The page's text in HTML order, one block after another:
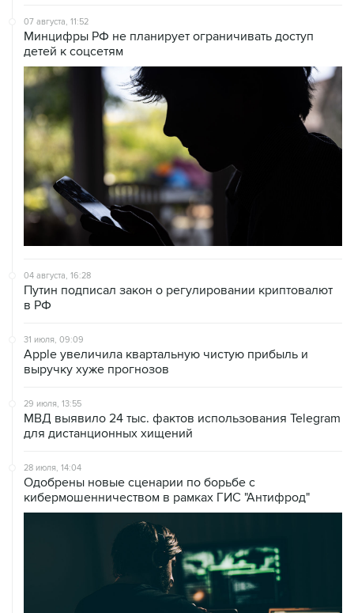
07 августа, 11:52
Минцифры РФ не планирует ограничивать доступ
детей к соцсетям
04 августа, 16:28
Путин подписал закон о регулировании криптовалют
в РФ
31 июля, 09:09
Аpple увеличила квартальную чистую прибыль и
выручку хуже прогнозов
29 июля, 13:55
МВД выявило 24 тыс. фактов использования Telegram
для дистанционных хищений
28 июля, 14:04
Одобрены новые сценарии по борьбе с
кибермошенничеством в рамках ГИС "Антифрод"